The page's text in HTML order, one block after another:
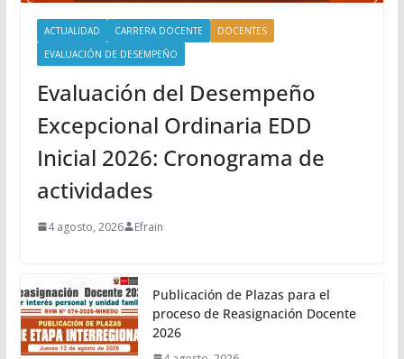
ACTUALIDAD CARRERA DOCENTE
DOCENTES
EVALUACIÓN DE DESEMPEÑO
Evaluación del Desempeño
Excepcional Ordinaria EDD
Inicial 2026: Cronograma de
actividades
4 agosto, 2026 Efrain
Publicación de Plazas para el
proceso de Reasignación Docente
2026